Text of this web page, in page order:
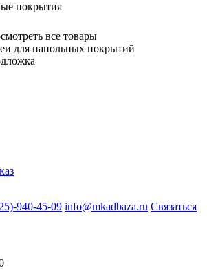
покрытия
все товары
для напольных покрытий
940-45-09 info@mkadbaza.ru Связаться